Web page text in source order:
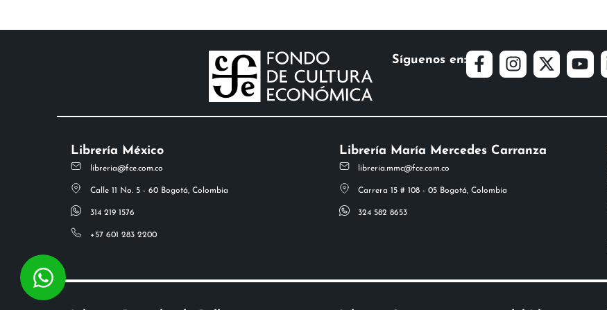
Síguenos en:
Librería México
libreria@fce.com.co
Calle 11 No. 5 - 60 Bogotá, Colombia
314 219 1576
+57 601 283 2200
Librería María Mercedes Carranza
libreria.mmc@fce.com.co
Carrera 15 # 108 - 05 Bogotá, Colombia
324 582 8653